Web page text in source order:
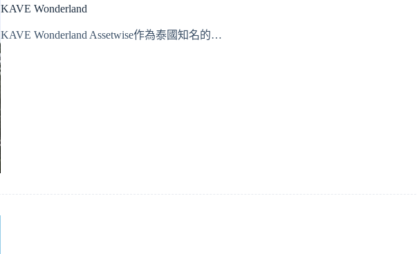
KAVE Wonderland
KAVE Wonderland Assetwise作為泰國知名的…